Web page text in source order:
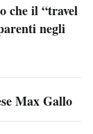
che il “travel
negli
Max Gallo